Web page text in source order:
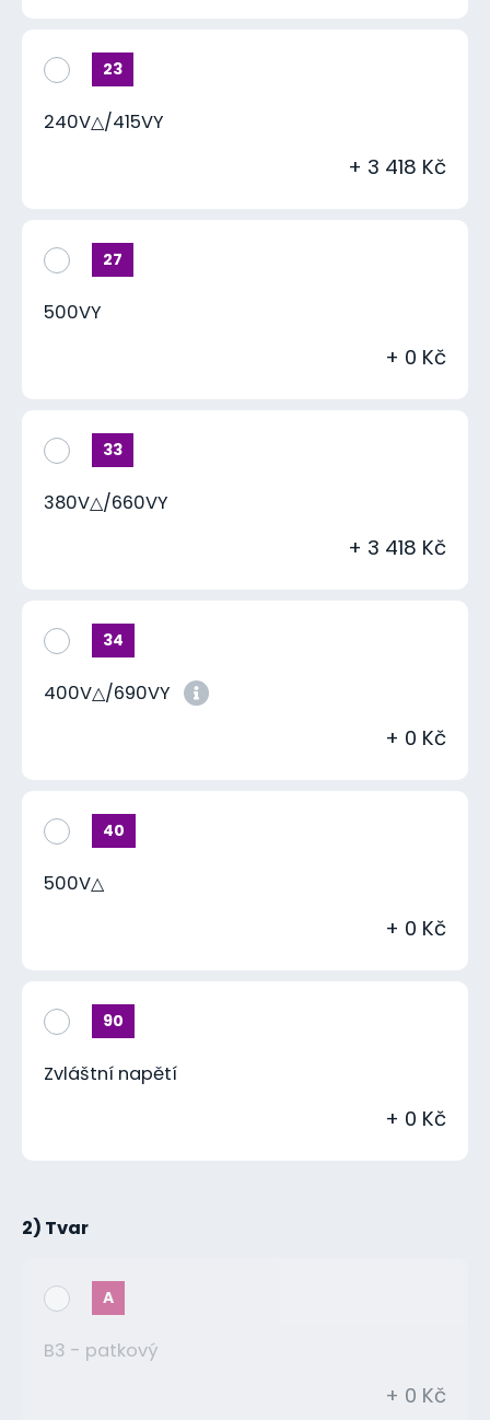
23
240V△/415VY
+ 3 418 Kč
27
500VY
+ 0 Kč
33
380V△/660VY
+ 3 418 Kč
34
400V△/690VY
+ 0 Kč
40
500V△
+ 0 Kč
90
Zvláštní napětí
+ 0 Kč
2) Tvar
A
B3 - patkový
+ 0 Kč